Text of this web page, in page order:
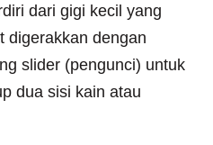
dari gigi kecil yang
digerakkan dengan
slider (pengunci) untuk
dua sisi kain atau